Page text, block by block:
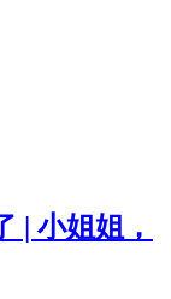
| 小姐姐，